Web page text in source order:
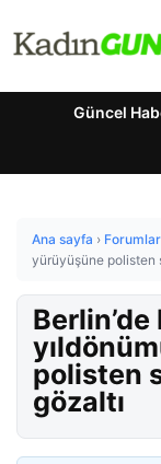
Güncel
Ana sayfa › Forumlar
yürüyüşüne polisten
Berlin’de
polisten
gözaltı